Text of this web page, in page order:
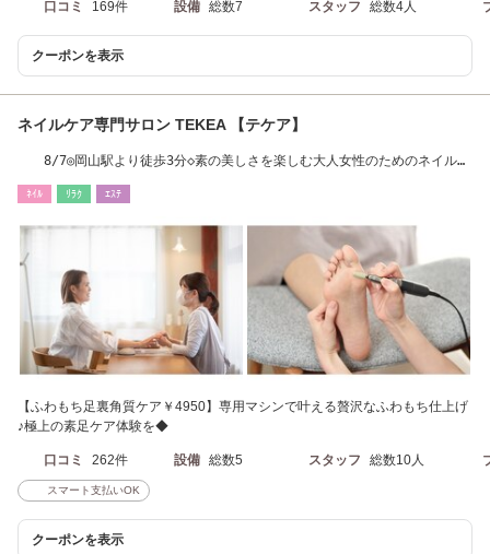
口コミ 169件 設備 総数7 スタッフ 総数4人
クーポンを表示
ネイルケア専門サロン TEKEA 【テケア】
8/7◎岡山駅より徒歩3分◇素の美しさを楽しむ大人女性のためのネイルケ
ﾈｲﾙ ﾘﾗｸ ｴｽﾃ
【ふわもち足裏角質ケア￥4950】専用マシンで叶える贅沢なふわもち仕上げ
♪極上の素足ケア体験を◆
口コミ 262件 設備 総数5 スタッフ 総数10人
スマート支払いOK
クーポンを表示